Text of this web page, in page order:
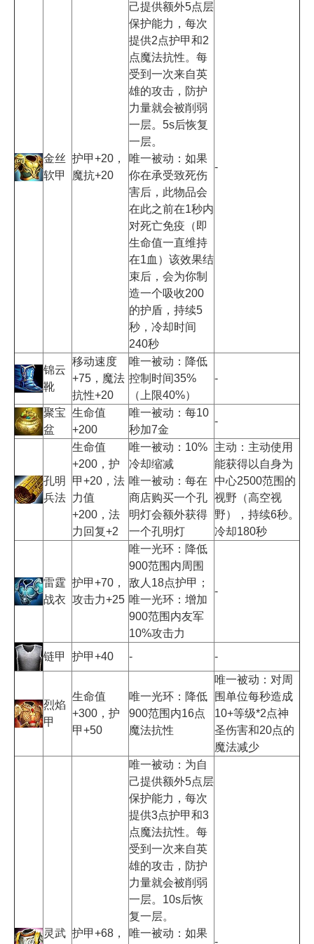
金丝
软甲
护甲+20，
魔抗+20
己提供额外5点层
保护能力，每次
提供2点护甲和2
点魔法抗性。每
受到一次来自英
雄的攻击，防护
力量就会被削弱
一层。5s后恢复
一层。
唯一被动：如果
你在承受致死伤
害后，此物品会
在此之前在1秒内
对死亡免疫（即
生命值一直维持
在1血）该效果结
束后，会为你制
造一个吸收200
的护盾，持续5
秒，冷却时间
240秒
-
锦云
靴
移动速度
+75，魔法
抗性+20
唯一被动：降低
控制时间35%
（上限40%）
-
聚宝
盆
生命值
+200
唯一被动：每10
秒加7金
-
孔明
兵法
生命值
+200，护
甲+20，法
力值
+200，法
力回复+2
唯一被动：10%
冷却缩减
唯一被动：每在
商店购买一个孔
明灯会额外获得
一个孔明灯
主动：主动使用
能获得以自身为
中心2500范围的
视野（高空视
野），持续6秒。
冷却180秒
雷霆
战衣
护甲+70，
攻击力+25
唯一光环：降低
900范围内周围
敌人18点护甲；
唯一光环：增加
900范围内友军
10%攻击力
-
链甲 护甲+40 - -
烈焰
甲
生命值
+300，护
甲+50
唯一光环：降低
900范围内16点
魔法抗性
唯一被动：对周
围单位每秒造成
10+等级*2点神
圣伤害和20点的
魔法减少
灵武 护甲+68，
唯一被动：为自
己提供额外5点层
保护能力，每次
提供3点护甲和3
点魔法抗性。每
受到一次来自英
雄的攻击，防护
力量就会被削弱
一层。10s后恢
复一层。
唯一被动：如果